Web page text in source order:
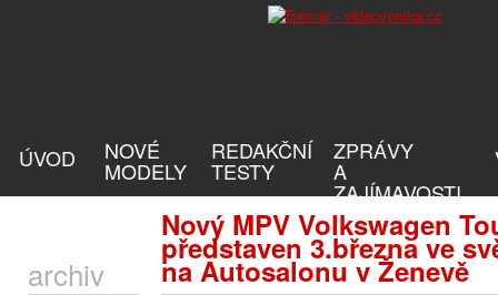
ÚVOD NOVÉ
MODELY
REDAKČNÍ
TESTY
ZPRÁVY
A
ZAJÍMAVOSTI
Nový MPV Volkswagen
představen 3.března ve
na Autosalonu v Ženevě
archiv